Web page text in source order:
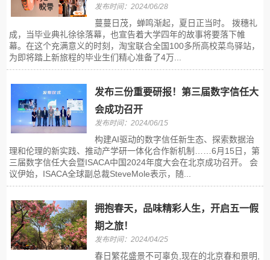
发布时间：2024/06/28
蔓蔓日茂，蝉鸣渐起，夏日正当时。 拨穗礼
成，当毕业典礼徐徐落幕，也宣告着大学四年的故事将要落下帷
幕。在这个充满意义的时刻，淘宝联合全国100多所高校菜鸟驿站，
为即将踏上新旅程的毕业生们精心准备了4万...
发布三份重要研报！第三届数字信任大
会成功召开
发布时间：2024/06/15
构建AI驱动的数字信任新生态、探索数据治
理和伦理的新实践、推动产学研一体化合作新机制……6月15日，第
三届数字信任大会暨ISACA中国2024年度大会在北京成功召开。 会
议伊始，ISACA全球副总裁SteveMole表示，随...
拥抱春天，品味精彩人生，开启五一假
期之旅！
发布时间：2024/04/25
春日繁花盛景不可辜负,现在的北京春和景明,